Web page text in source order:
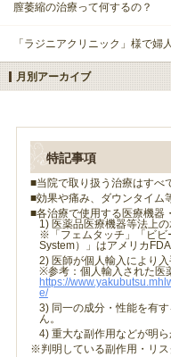
膣萎縮の治療って何するの？
「ラジニアクリニック」様で
月別アーカイブ
特記事項
■当院で取り扱う治療はす
■効果や痛み、ダウンタイ
■各治療で使用する医療機
1) 医薬品医療機器等法上
※「フェムタッチ」「ビ
System）」はアメリカ
2) 医師が個人輸入により入
※参考：個人輸入された医
https://
e/
3) 同一の成分・性能を有
ん。
4) 重大な副作用などが明
※判明している副作用・リ